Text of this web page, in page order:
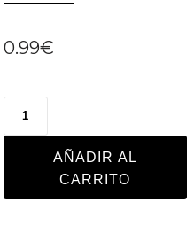
0.99€
AÑADIR AL
CARRITO